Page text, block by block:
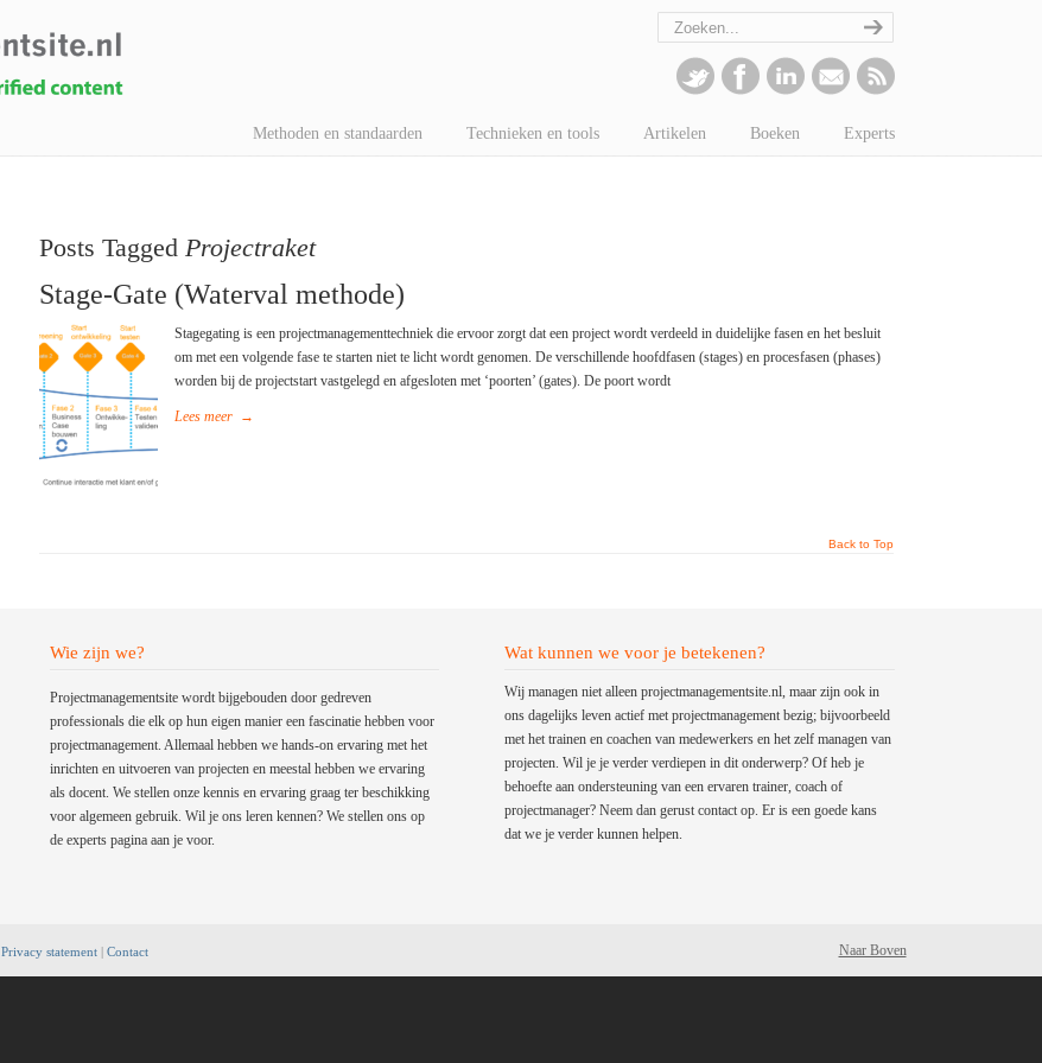
Methoden en standaarden Technieken en tools Artikelen Boeken Experts
Posts TaggedProjectraket
Stage-Gate (Waterval methode)
Stagegating is een projectmanagementtechniek die ervoor zorgt dat een project wordt verdeeld in duidelijke fasen en het besluit
om met een volgende fase te starten niet te licht wordt genomen. De verschillende hoofdfasen (stages) en procesfasen (phases)
worden bij de projectstart vastgelegd en afgesloten met ‘poorten’ (gates). De poort wordt
Lees meer →
Back to Top
Wie zijn we?
Projectmanagementsite wordt bijgebouden door gedreven
professionals die elk op hun eigen manier een fascinatie hebben voor
projectmanagement. Allemaal hebben we hands-on ervaring met het
inrichten en uitvoeren van projecten en meestal hebben we ervaring
als docent. We stellen onze kennis en ervaring graag ter beschikking
voor algemeen gebruik. Wil je ons leren kennen? We stellen ons op
de experts pagina aan je voor.
Wat kunnen we voor je betekenen?
Wij managen niet alleen projectmanagementsite.nl, maar zijn ook in
ons dagelijks leven actief met projectmanagement bezig; bijvoorbeeld
met het trainen en coachen van medewerkers en het zelf managen van
projecten. Wil je je verder verdiepen in dit onderwerp? Of heb je
behoefte aan ondersteuning van een ervaren trainer, coach of
projectmanager? Neem dan gerust contact op. Er is een goede kans
dat we je verder kunnen helpen.
Privacy statement| Contact Naar Boven